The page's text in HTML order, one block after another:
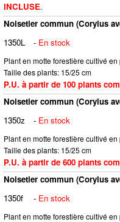
INCLUSE.
Noisetier commun (Corylus
1350L
- En stock
Plant en motte forestière cultivé
Taille des plants: 15/25 cm
P.U. à partir de 100 plants
Noisetier commun (Corylus
1350z
- En stock
Plant en motte forestière cultivé
Taille des plants: 15/25 cm
P.U. à partir de 600 plants
Noisetier commun (Corylus
1350f
- En stock
Plant en motte forestière cultivé